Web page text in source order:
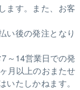
ます。また、お客
い後の発注となり
～14営業日での発
月以上のおまたせ
いたしかねます。